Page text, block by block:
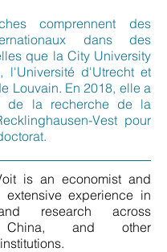
comprennent des
dans des
que la City University
l'Université d'Utrecht et
Louvain. En 2018, elle a
de la recherche de la
Vest pour
is an economist and
extensive experience in
research across
China, and other